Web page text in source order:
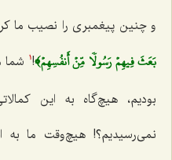
و چنین پیغمبری را نصیب ما
بَعَثَ فِيهِمۡ رَسُولٗا مِّنۡ أَنفُسِهِمۡ﴾!
1
شما
بودیم، هیچ‌گاه به این
نمی‌رسیدیم؟! هیچ‌وقت ما به